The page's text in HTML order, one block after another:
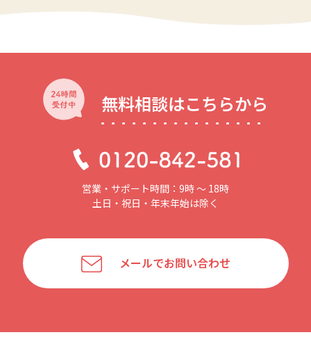
無料相談はこちらから
営業・サポート時間：9時 〜 18時
土日・祝日・年末年始は除く
メールでお問い合わせ